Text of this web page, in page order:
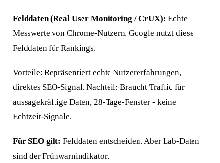
Felddaten (Real User Monitoring / CrUX): Echte
Messwerte von Chrome-Nutzern. Google nutzt diese
Felddaten für Rankings.
Vorteile: Repräsentiert echte Nutzererfahrungen,
direktes SEO-Signal. Nachteil: Braucht Traffic für
aussagekräftige Daten, 28-Tage-Fenster - keine
Echtzeit-Signale.
Für SEO gilt: Felddaten entscheiden. Aber Lab-Daten
sind der Frühwarnindikator.